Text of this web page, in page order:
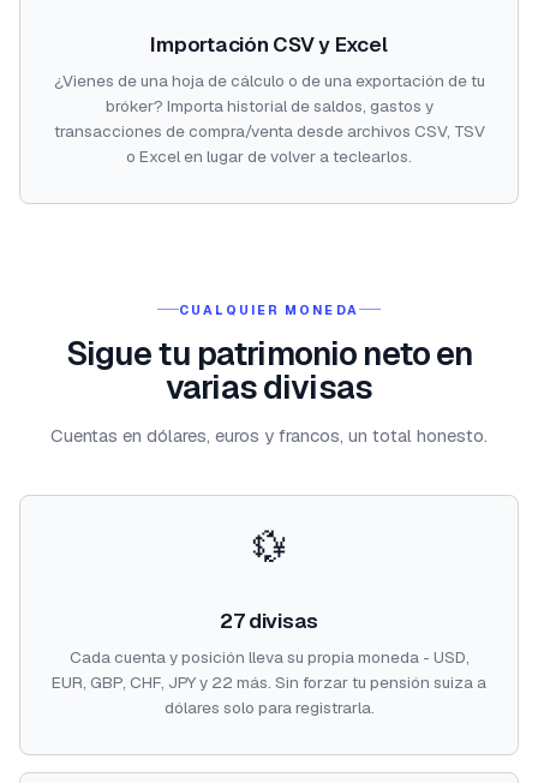
Importación CSV y Excel
¿Vienes de una hoja de cálculo o de una exportación de tu
bróker? Importa historial de saldos, gastos y
transacciones de compra/venta desde archivos CSV, TSV
o Excel en lugar de volver a teclearlos.
CUALQUIER MONEDA
Sigue tu patrimonio neto en
varias divisas
Cuentas en dólares, euros y francos, un total honesto.
💱
27 divisas
Cada cuenta y posición lleva su propia moneda - USD,
EUR, GBP, CHF, JPY y 22 más. Sin forzar tu pensión suiza a
dólares solo para registrarla.